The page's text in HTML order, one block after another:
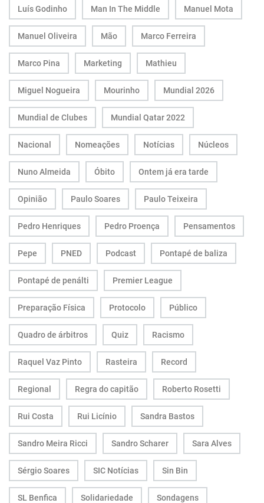
Luís Godinho Man In The Middle Manuel Mota
Manuel Oliveira Mão Marco Ferreira
Marco Pina Marketing Mathieu
Miguel Nogueira Mourinho Mundial 2026
Mundial de Clubes Mundial Qatar 2022
Nacional Nomeações Notícias Núcleos
Nuno Almeida Óbito Ontem já era tarde
Opinião Paulo Soares Paulo Teixeira
Pedro Henriques Pedro Proença Pensamentos
Pepe PNED Podcast Pontapé de baliza
Pontapé de penálti Premier League
Preparação Física Protocolo Público
Quadro de árbitros Quiz Racismo
Raquel Vaz Pinto Rasteira Record
Regional Regra do capitão Roberto Rosetti
Rui Costa Rui Licínio Sandra Bastos
Sandro Meira Ricci Sandro Scharer Sara Alves
Sérgio Soares SIC Notícias Sin Bin
SL Benfica Solidariedade Sondagens